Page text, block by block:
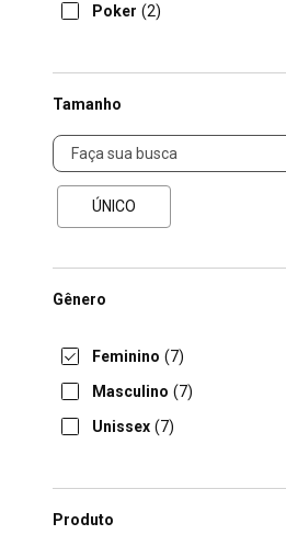
Poker (2)
Tamanho
Tamanho
ÚNICO
Gênero
Feminino (7)
Masculino (7)
Unissex (7)
Produto